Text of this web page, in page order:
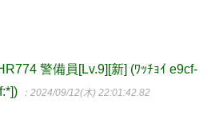
警備員[Lv.9][新] (ﾜｯﾁｮｲ e9cf-
：2024/09/12(木) 22:01:42.82